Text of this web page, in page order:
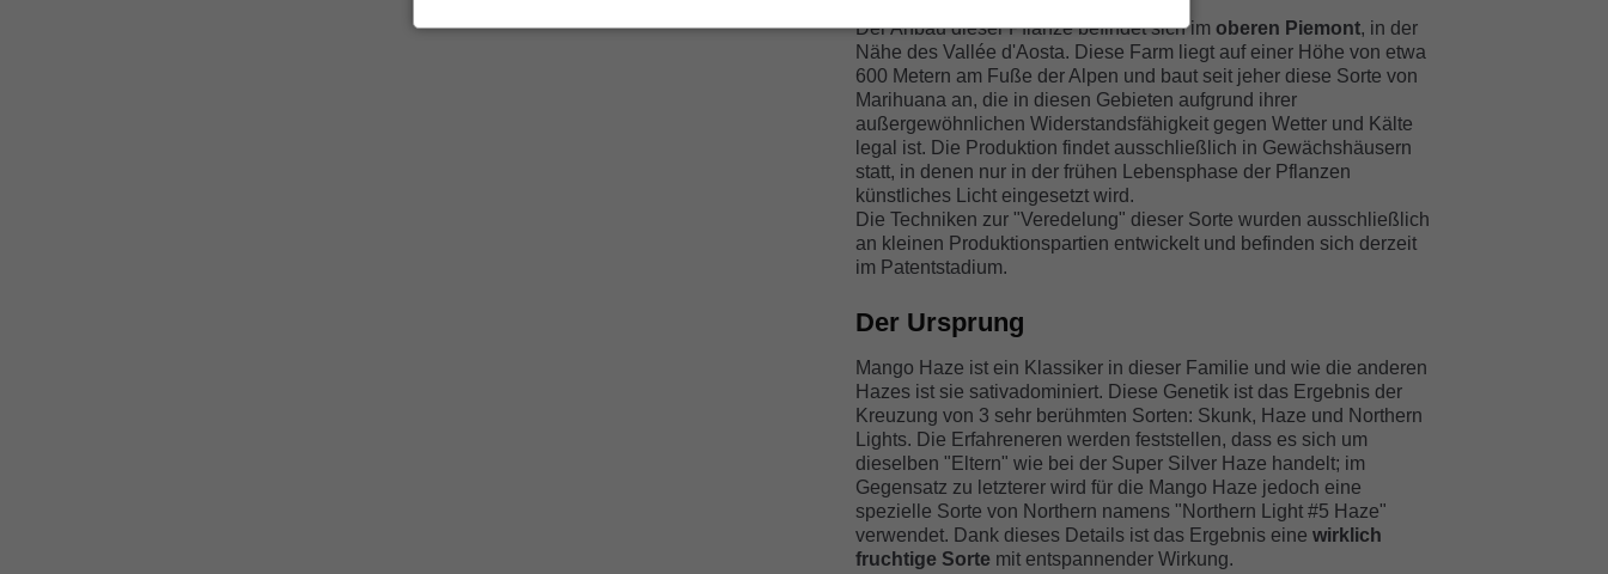
Der Anbau dieser Pflanze befindet sich im oberen Piemont, in der
Nähe des Vallée d'Aosta. Diese Farm liegt auf einer Höhe von etwa
600 Metern am Fuße der Alpen und baut seit jeher diese Sorte von
Marihuana an, die in diesen Gebieten aufgrund ihrer
außergewöhnlichen Widerstandsfähigkeit gegen Wetter und Kälte
legal ist. Die Produktion findet ausschließlich in Gewächshäusern
statt, in denen nur in der frühen Lebensphase der Pflanzen
künstliches Licht eingesetzt wird.
Die Techniken zur "Veredelung" dieser Sorte wurden ausschließlich
an kleinen Produktionspartien entwickelt und befinden sich derzeit
im Patentstadium.
Der Ursprung
Mango Haze ist ein Klassiker in dieser Familie und wie die anderen
Hazes ist sie sativadominiert. Diese Genetik ist das Ergebnis der
Kreuzung von 3 sehr berühmten Sorten: Skunk, Haze und Northern
Lights. Die Erfahreneren werden feststellen, dass es sich um
dieselben "Eltern" wie bei der Super Silver Haze handelt; im
Gegensatz zu letzterer wird für die Mango Haze jedoch eine
spezielle Sorte von Northern namens "Northern Light #5 Haze"
verwendet. Dank dieses Details ist das Ergebnis eine wirklich
fruchtige Sorte mit entspannender Wirkung.